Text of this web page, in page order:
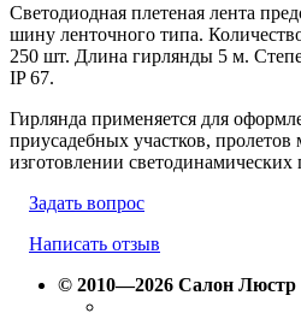
Светодиодная плетеная лента
шину ленточного типа.
250 шт. Длина гирлянды 5 м.
IP 67.
Гирлянда применяется для
приусадебных участков,
изготовлении светодинамических
Задать вопрос
Написать отзыв
© 2010—2026 Салон Люстр